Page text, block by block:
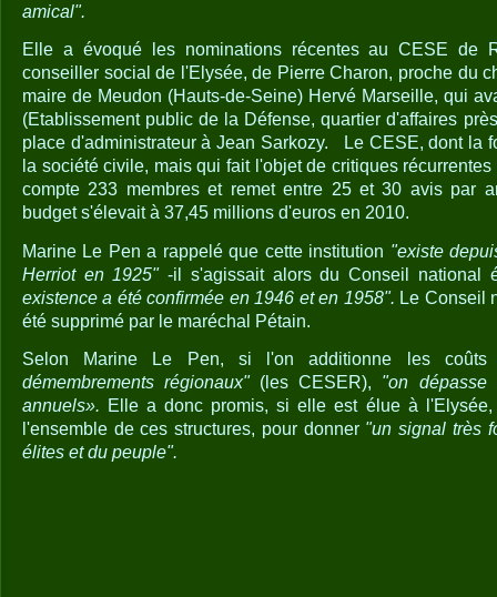
amical".
Elle a évoqué les nominations récentes au CESE de
conseiller social de l'Elysée, de Pierre Charon, proche du
maire de Meudon (Hauts-de-Seine) Hervé Marseille, qui
(Etablissement public de la Défense, quartier d'affaires
place d'administrateur à Jean Sarkozy.
Le CESE, dont la
la société civile, mais qui fait l'objet de critiques
compte 233 membres et remet entre 25 et 30 avis par
budget s'élevait à 37,45 millions d'euros en 2010.
Marine Le Pen a rappelé que cette institution "existe
Herriot en 1925"-il s'agissait alors du Conseil national
existence a été confirmée en 1946 et en 1958". Le Conseil
été supprimé par le maréchal Pétain.
Selon Marine Le Pen, si l'on additionne les
démembrements régionaux"(les CESER), "on dépasse
annuels». Elle a donc promis, si elle est élue à l'Elysée,
l'ensemble de ces structures, pour donner "un signal très
élites et du peuple".